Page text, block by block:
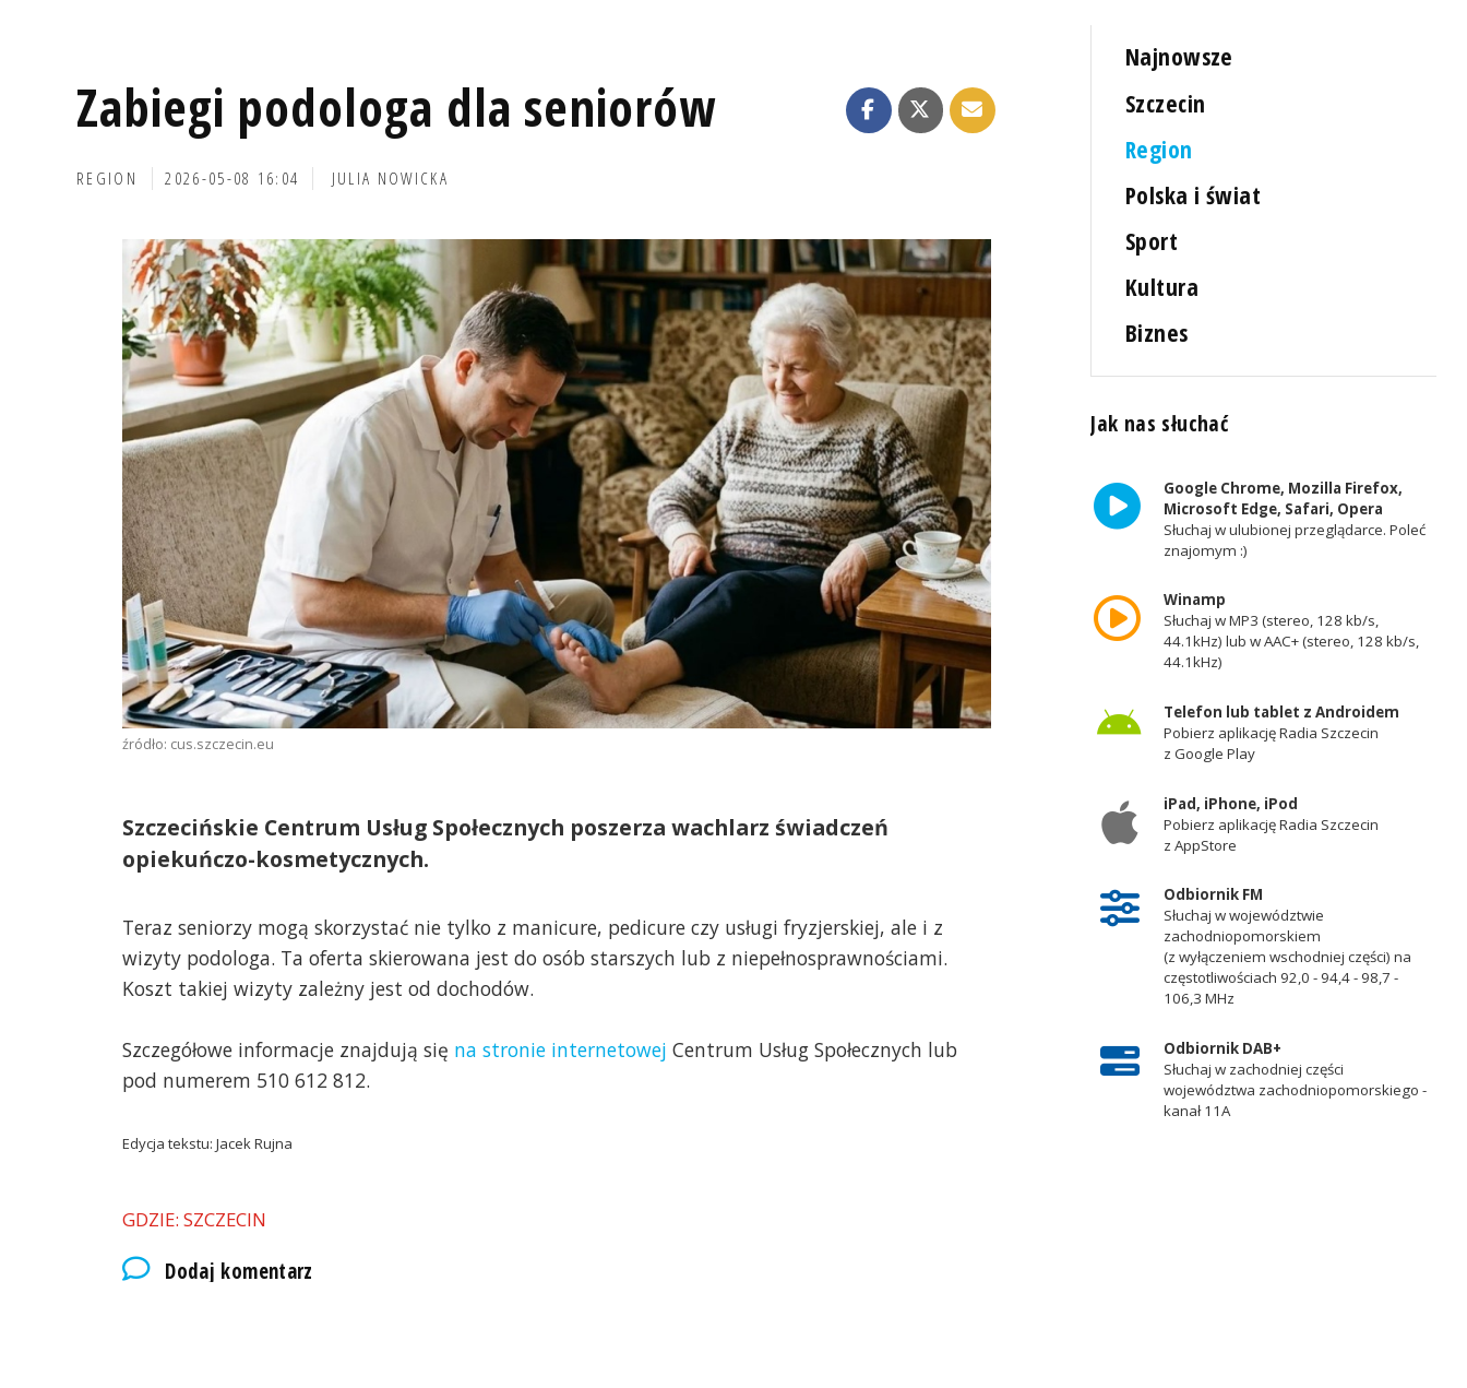
Zabiegi podologa dla seniorów
REGION 2026-05-08 16:04 JULIA NOWICKA
źródło: cus.szczecin.eu
Szczecińskie Centrum Usług Społecznych poszerza wachlarz świadczeń
opiekuńczo-kosmetycznych.
Teraz seniorzy mogą skorzystać nie tylko z manicure, pedicure czy usługi fryzjerskiej, ale i z
wizyty podologa. Ta oferta skierowana jest do osób starszych lub z niepełnosprawnościami.
Koszt takiej wizyty zależny jest od dochodów.
Szczegółowe informacje znajdują się na stronie internetowej Centrum Usług Społecznych lub
pod numerem 510 612 812.
Edycja tekstu: Jacek Rujna
GDZIE: SZCZECIN
Dodaj komentarz
Najnowsze
Szczecin
Region
Polska i świat
Sport
Kultura
Biznes
Jak nas słuchać
Google Chrome, Mozilla Firefox,
Microsoft Edge, Safari, Opera
Słuchaj w ulubionej przeglądarce. Poleć
znajomym :)
Winamp
Słuchaj w MP3 (stereo, 128 kb/s,
44.1kHz) lub w AAC+ (stereo, 128 kb/s,
44.1kHz)
Telefon lub tablet z Androidem
Pobierz aplikację Radia Szczecin
z Google Play
iPad, iPhone, iPod
Pobierz aplikację Radia Szczecin
z AppStore
Odbiornik FM
Słuchaj w województwie
zachodniopomorskiem
(z wyłączeniem wschodniej części) na
częstotliwościach 92,0 - 94,4 - 98,7 -
106,3 MHz
Odbiornik DAB+
Słuchaj w zachodniej części
województwa zachodniopomorskiego -
kanał 11A